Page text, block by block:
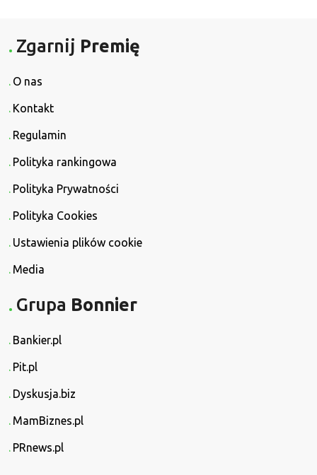
Zgarnij Premię
O nas
Kontakt
Regulamin
Polityka rankingowa
Polityka Prywatności
Polityka Cookies
Ustawienia plików cookie
Media
Grupa Bonnier
Bankier.pl
Pit.pl
Dyskusja.biz
MamBiznes.pl
PRnews.pl